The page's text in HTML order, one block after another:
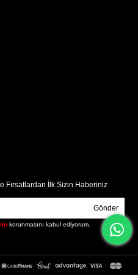
Fırsatlardan İlk Sizin Haberiniz
Gönder
korunmasını kabul ediyorum.